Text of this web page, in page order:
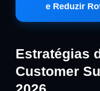
e Reduzir
Estratégias
Customer